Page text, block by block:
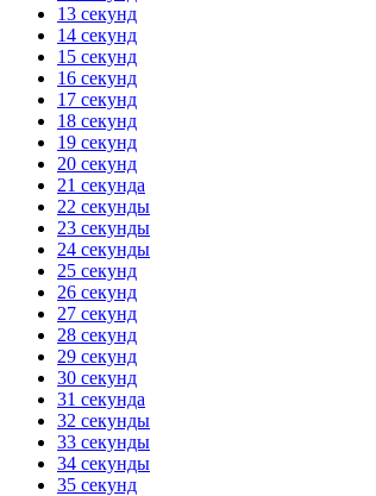
13 секунд
14 секунд
15 секунд
16 секунд
17 секунд
18 секунд
19 секунд
20 секунд
21 секунда
22 секунды
23 секунды
24 секунды
25 секунд
26 секунд
27 секунд
28 секунд
29 секунд
30 секунд
31 секунда
32 секунды
33 секунды
34 секунды
35 секунд